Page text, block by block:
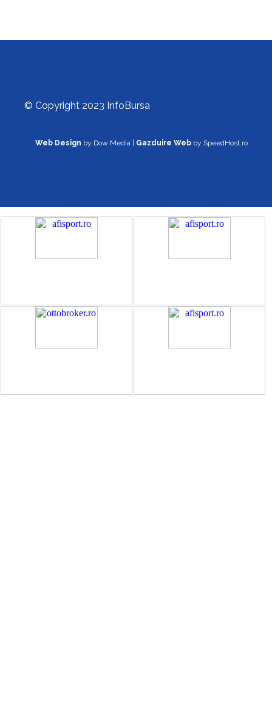
© Copyright 2023 InfoBursa
Web Design by Dow Media | Gazduire Web by SpeedHost.ro